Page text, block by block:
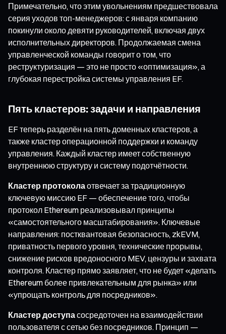
Примечательно, что этим увольнениям предшествовала
серия уходов топ-менеджеров: с января компанию
покинули около девяти руководителей, включая двух
исполнительных директоров. Продолжаемая смена
управленческой команды говорит о том, что
реструктуризация — это не просто «оптимизация», а
глубокая перестройка системы управления EF.
Пять кластеров: задачи и направления
EF теперь разделён на пять доменных кластеров, а
также кластер операционной поддержки и команду
управления. Каждый кластер имеет собственную
внутреннюю структуру и систему подотчётности.
Кластер протоколаотвечает за традиционную
ключевую миссию EF — обеспечение того, чтобы
протокол Ethereum реализовывал принципы
«самостоятельного масштабирования». Ключевые
направления: постквантовая безопасность, zkEVM,
приватность первого уровня, технические прорывы,
снижение рисков вредоносного MEV, цензуры и захвата
контроля. Кластер прямо заявляет, что не будет «делать
Ethereum более привлекательным для рынка» или
«упрощать контроль для посредников».
Кластер доступасосредоточен на взаимодействии
пользователя с сетью без посредников. Принцип —